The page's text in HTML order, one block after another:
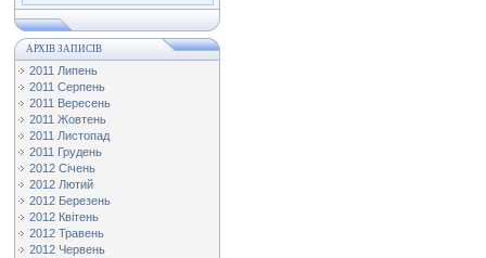
АРХІВ ЗАПИСІВ
2011 Липень
2011 Серпень
2011 Вересень
2011 Жовтень
2011 Листопад
2011 Грудень
2012 Січень
2012 Лютий
2012 Березень
2012 Квітень
2012 Травень
2012 Червень